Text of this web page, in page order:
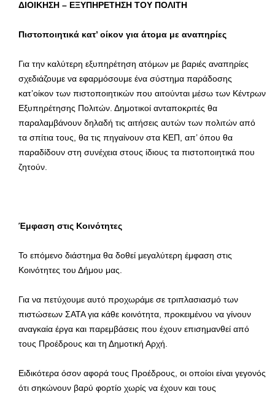
ΔΙΟΙΚΗΣΗ – ΕΞΥΠΗΡΕΤΗΣΗ ΤΟΥ ΠΟΛΙΤΗ
Πιστοποιητικά κατ’ οίκον για άτομα με αναπηρίες
Για την καλύτερη εξυπηρέτηση ατόμων με βαριές αναπηρίες
σχεδιάζουμε να εφαρμόσουμε ένα σύστημα παράδοσης
κατ’οίκον των πιστοποιητικών που αιτούνται μέσω των Κέντρων
Εξυπηρέτησης Πολιτών. Δημοτικοί ανταποκριτές θα
παραλαμβάνουν δηλαδή τις αιτήσεις αυτών των πολιτών από
τα σπίτια τους, θα τις πηγαίνουν στα ΚΕΠ, απ’ όπου θα
παραδίδουν στη συνέχεια στους ίδιους τα πιστοποιητικά που
ζητούν.
Έμφαση στις Κοινότητες
Το επόμενο διάστημα θα δοθεί μεγαλύτερη έμφαση στις
Κοινότητες του Δήμου μας.
Για να πετύχουμε αυτό προχωράμε σε τριπλασιασμό των
πιστώσεων ΣΑΤΑ για κάθε κοινότητα, προκειμένου να γίνουν
αναγκαία έργα και παρεμβάσεις που έχουν επισημανθεί από
τους Προέδρους και τη Δημοτική Αρχή.
Ειδικότερα όσον αφορά τους Προέδρους, οι οποίοι είναι γεγονός
ότι σηκώνουν βαρύ φορτίο χωρίς να έχουν και τους